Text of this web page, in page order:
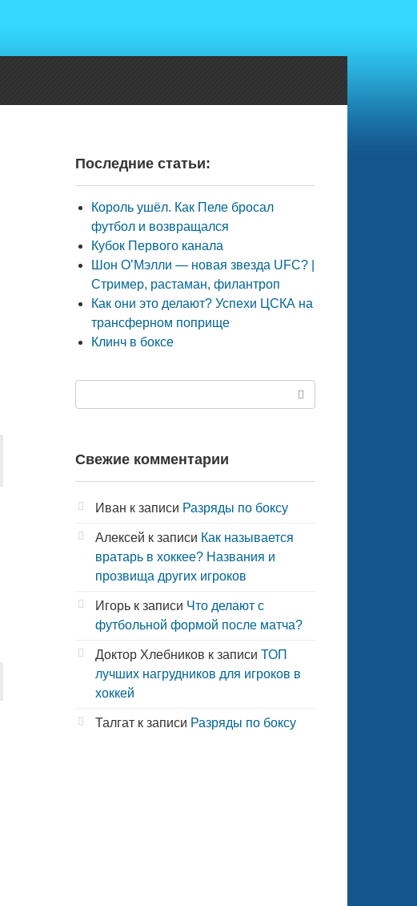
Последние статьи:
Король ушёл. Как Пеле бросал
футбол и возвращался
Кубок Первого канала
Шон О’Мэлли — новая звезда UFC? |
Стример, растаман, филантроп
Как они это делают? Успехи ЦСКА на
трансферном поприще
Клинч в боксе
Свежие комментарии
Иван к записи Разряды по боксу
Алексей к записи Как называется
вратарь в хоккее? Названия и
прозвища других игроков
Игорь к записи Что делают с
футбольной формой после матча?
Доктор Хлебников к записи ТОП
лучших нагрудников для игроков в
хоккей
Талгат к записи Разряды по боксу